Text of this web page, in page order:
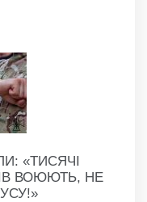
«ТИСЯЧІ
ВОЮЮТЬ, НЕ